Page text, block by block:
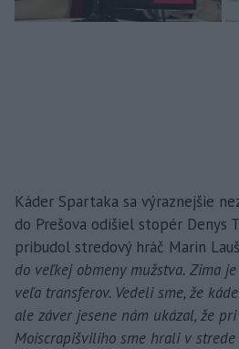
Káder Spartaka sa výraznejšie
do Prešova odišiel stopér Denys
pribudol stredový hráč Marin
do veľkej obmeny mužstva. Zima
veľa transferov. Vedeli sme, že
ale záver jesene nám ukázal, že
Moiscrapišviliho sme hrali v strede